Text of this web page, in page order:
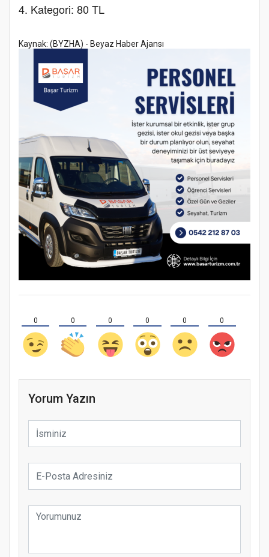
4. Kategori: 80 TL
Kaynak: (BYZHA) - Beyaz Haber Ajansı
0 0 0 0 0 0
Yorum Yazın